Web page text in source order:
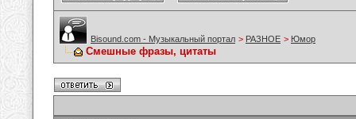
Bisound.com - Музыкальный портал > РАЗНОЕ > Юмор
Смешные фразы, цитаты